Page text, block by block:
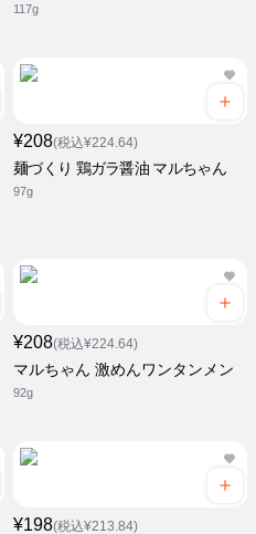
117g
¥208(税込¥224.64)
麺づくり 鶏ガラ醤油 マルちゃん
97g
¥208(税込¥224.64)
マルちゃん 激めんワンタンメン
92g
¥198(税込¥213.84)